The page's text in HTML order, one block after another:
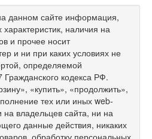
данном сайте информация,
наличия на
и прочее носит
и ни при каких условиях не
определяемой
кодекса РФ.
«купить», «продолжить»,
тех или иных web-
владельцев сайта, ни на
данные действия, никаких
обработку персональных